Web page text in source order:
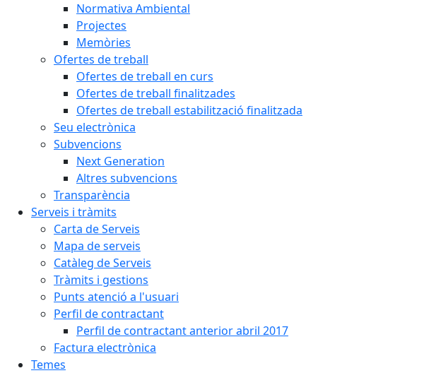
Normativa Ambiental
Projectes
Memòries
Ofertes de treball
Ofertes de treball en curs
Ofertes de treball finalitzades
Ofertes de treball estabilització finalitzada
Seu electrònica
Subvencions
Next Generation
Altres subvencions
Transparència
Serveis i tràmits
Carta de Serveis
Mapa de serveis
Catàleg de Serveis
Tràmits i gestions
Punts atenció a l'usuari
Perfil de contractant
Perfil de contractant anterior abril 2017
Factura electrònica
Temes